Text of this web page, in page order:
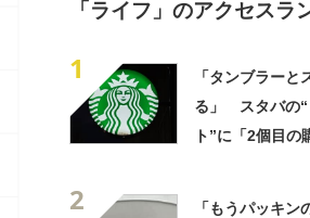
「ライフ」のアクセスラ
1
「タンブラーと
る」 スタバの“
ト”に「2個目の
2
「もうパッキン